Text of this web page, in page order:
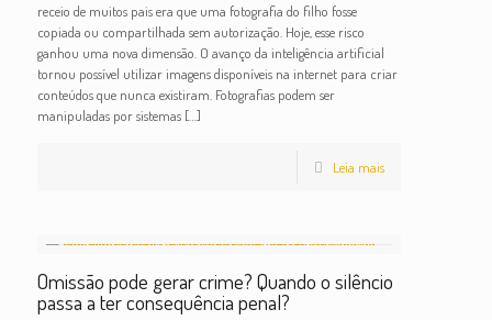
receio de muitos pais era que uma fotografia do filho fosse
copiada ou compartilhada sem autorização. Hoje, esse risco
ganhou uma nova dimensão. O avanço da inteligência artificial
tornou possível utilizar imagens disponíveis na internet para criar
conteúdos que nunca existiram. Fotografias podem ser
manipuladas por sistemas[…]
Leia mais
Omissão pode gerar crime? Quando o silêncio
passa a ter consequência penal?